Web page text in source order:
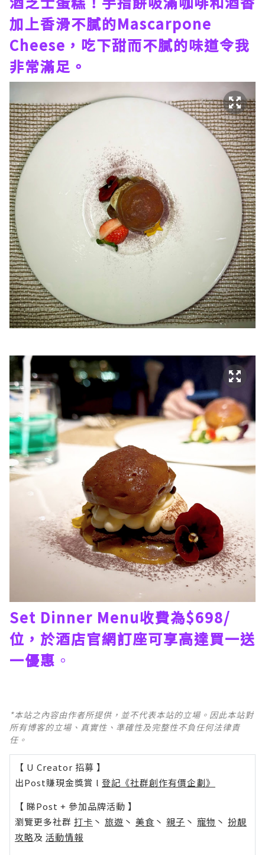
加上香滑不膩的Mascarpone
Cheese，吃下甜而不膩的味道令我
非常滿足。
Set Dinner Menu收費為$698/
位，於酒店官網訂座可享高達買一送
一優惠 。
*本站之內容由作者所提供，並不代表本站的立場。因此本站對
所有博客的立場、真實性、準確性及完整性不負任何法律責
任。
【 U Creator 招募 】
出Post賺現金獎賞 l 登記《社群創作有價企劃》
【 睇Post + 參加品牌活動 】
瀏覽更多社群 打卡 丶 旅遊 丶 美食 丶 親子 丶 寵物 丶 扮靚
攻略及 活動情報